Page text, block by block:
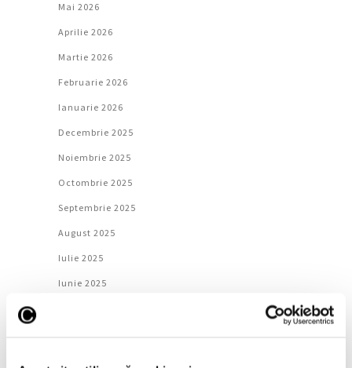
Mai 2026
Aprilie 2026
Martie 2026
Februarie 2026
Ianuarie 2026
Decembrie 2025
Noiembrie 2025
Octombrie 2025
Septembrie 2025
August 2025
Iulie 2025
Iunie 2025